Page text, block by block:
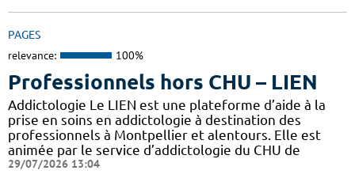
PAGES
relevance: 100%
Professionnels hors CHU – LIEN
Addictologie Le LIEN est une plateforme d’aide à la
prise en soins en addictologie à destination des
professionnels à Montpellier et alentours. Elle est
animée par le service d’addictologie du CHU de
29/07/2026 13:04